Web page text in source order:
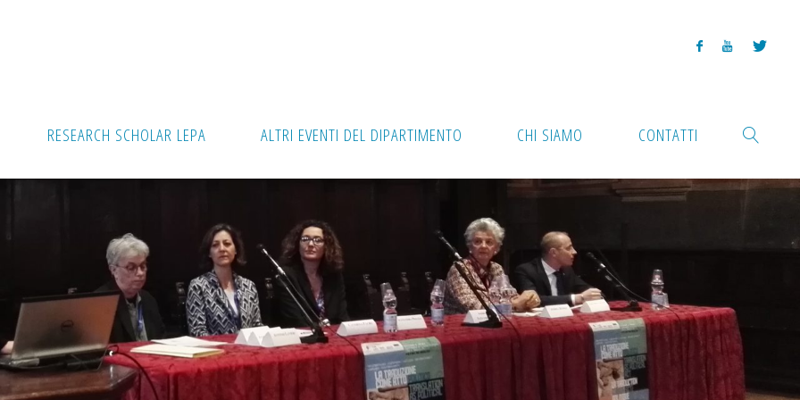
RESEARCH SCHOLAR LEPA ALTRI EVENTI DEL DIPARTIMENTO CHI SIAMO CONTATTI